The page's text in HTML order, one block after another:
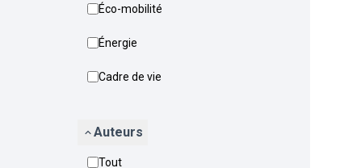
Éco-mobilité
Énergie
Cadre de vie
Auteurs
Tout